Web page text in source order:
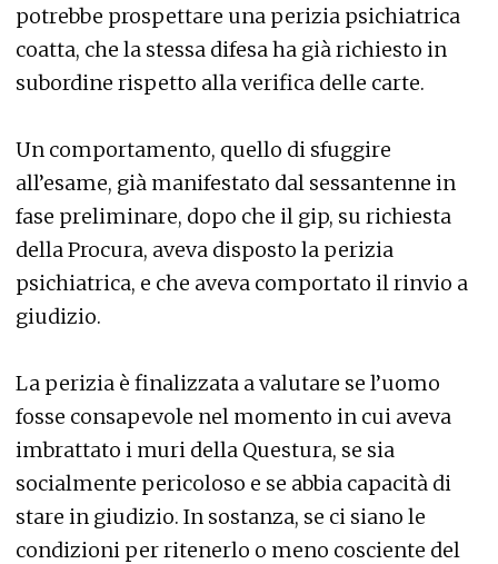
potrebbe prospettare una perizia psichiatrica
coatta, che la stessa difesa ha già richiesto in
subordine rispetto alla verifica delle carte.
Un comportamento, quello di sfuggire
all’esame, già manifestato dal sessantenne in
fase preliminare, dopo che il gip, su richiesta
della Procura, aveva disposto la perizia
psichiatrica, e che aveva comportato il rinvio a
giudizio.
La perizia è finalizzata a valutare se l’uomo
fosse consapevole nel momento in cui aveva
imbrattato i muri della Questura, se sia
socialmente pericoloso e se abbia capacità di
stare in giudizio. In sostanza, se ci siano le
condizioni per ritenerlo o meno cosciente del